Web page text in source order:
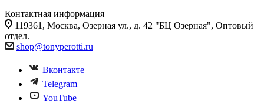
Контактная информация
119361, Москва, Озерная ул., д. 42 "БЦ Озерная", Оптовый
отдел.
shop@tonyperotti.ru
Вконтакте
Telegram
YouTube